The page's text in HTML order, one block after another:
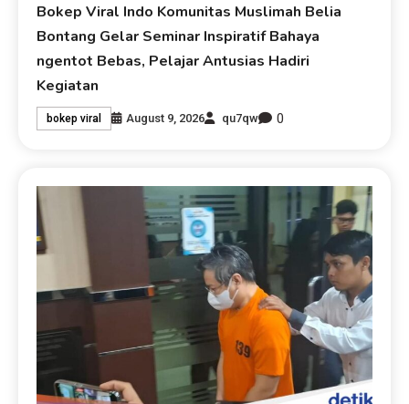
Bokep Viral Indo Komunitas Muslimah Belia
Bontang Gelar Seminar Inspiratif Bahaya
ngentot Bebas, Pelajar Antusias Hadiri
Kegiatan
bokep viral August 9, 2026 qu7qw 0